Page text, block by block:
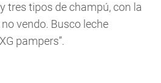
tres tipos de champú, con la
vendo. Busco leche
pampers”.